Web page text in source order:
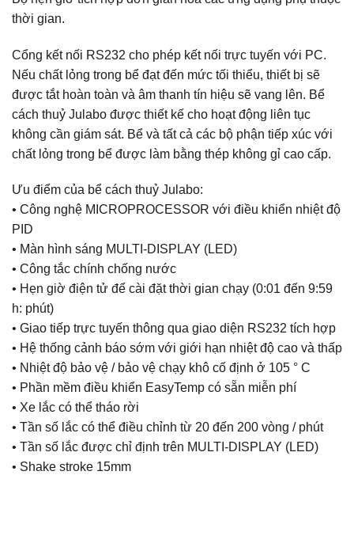
thời gian.
Cổng kết nối RS232 cho phép kết nối trực tuyến với PC.
Nếu chất lỏng trong bể đạt đến mức tối thiểu, thiết bị sẽ
được tắt hoàn toàn và âm thanh tín hiệu sẽ vang lên. Bể
cách thuỷ Julabo được thiết kế cho hoạt động liên tục
không cần giám sát. Bể và tất cả các bộ phận tiếp xúc với
chất lỏng trong bể được làm bằng thép không gỉ cao cấp.
Ưu điểm của bể cách thuỷ Julabo:
• Công nghệ MICROPROCESSOR với điều khiển nhiệt độ
PID
• Màn hình sáng MULTI-DISPLAY (LED)
• Công tắc chính chống nước
• Hẹn giờ điện tử để cài đặt thời gian chạy (0:01 đến 9:59
h: phút)
• Giao tiếp trực tuyến thông qua giao diện RS232 tích hợp
• Hệ thống cảnh báo sớm với giới hạn nhiệt độ cao và thấp
• Nhiệt độ bảo vệ / bảo vệ chạy khô cố định ở 105 ° C
• Phần mềm điều khiển EasyTemp có sẵn miễn phí
• Xe lắc có thể tháo rời
• Tần số lắc có thể điều chỉnh từ 20 đến 200 vòng / phút
• Tần số lắc được chỉ định trên MULTI-DISPLAY (LED)
• Shake stroke 15mm